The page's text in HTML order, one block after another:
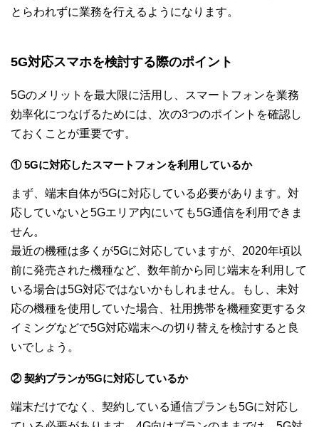
とらわれずに業務を行えるようになります。
5G対応スマホを検討する際のポイント
5Gのメリットを最大限に活用し、スマートフォンを業務
効率化につなげるためには、次の3つのポイントを確認し
ておくことが重要です。
① 5Gに対応したスマートフォンを利用しているか
まず、端末自体が5Gに対応している必要があります。対
応していないと5Gエリア内にいても5G通信を利用できま
せん。
最近の機種は多くが5Gに対応していますが、2020年頃以
前に発売された機種など、数年前から同じ端末を利用して
いる場合は5G対応ではないかもしれません。もし、未対
応の機種を使用していた場合、社用携帯を機種変更するタ
イミングなどで5G対応端末への切り替えを検討すると良
いでしょう。
② 契約プランが5Gに対応しているか
端末だけでなく、契約している通信プランも5Gに対応し